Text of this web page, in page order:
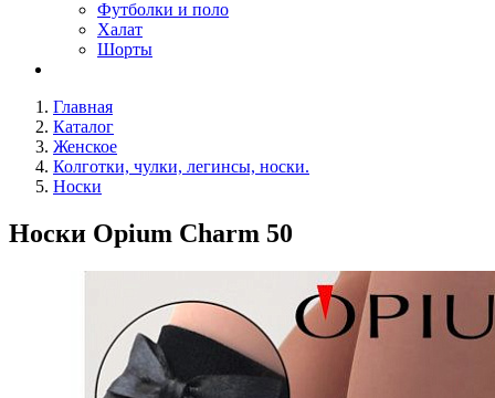
Футболки и поло
Халат
Шорты
Главная
Каталог
Женское
Колготки, чулки, легинсы, носки.
Носки
Носки Opium Charm 50